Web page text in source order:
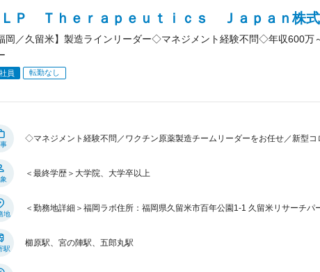
ＬＰ Ｔｈｅｒａｐｅｕｔｉｃｓ Ｊａｐａｎ株
岡／久留米】製造ラインリーダー◇マネジメント経験不問◇年収600万
員 転勤なし
◇マネジメント経験不問／ワクチン原薬製造チームリーダーをお任せ／新型
＜最終学歴＞大学院、大学卒以上
地
＜勤務地詳細＞福岡ラボ住所：福岡県久留米市百年公園1-1 久留米リサーチ
駅
櫛原駅、宮の陣駅、五郎丸駅